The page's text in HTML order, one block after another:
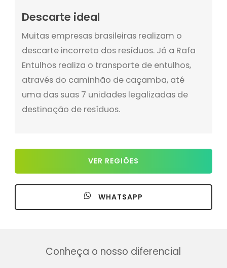
Descarte ideal
Muitas empresas brasileiras realizam o
descarte incorreto dos resíduos. Já a Rafa
Entulhos realiza o transporte de entulhos,
através do caminhão de caçamba, até
uma das suas 7 unidades legalizadas de
destinação de resíduos.
VER REGIÕES
WHATSAPP
Conheça o nosso diferencial